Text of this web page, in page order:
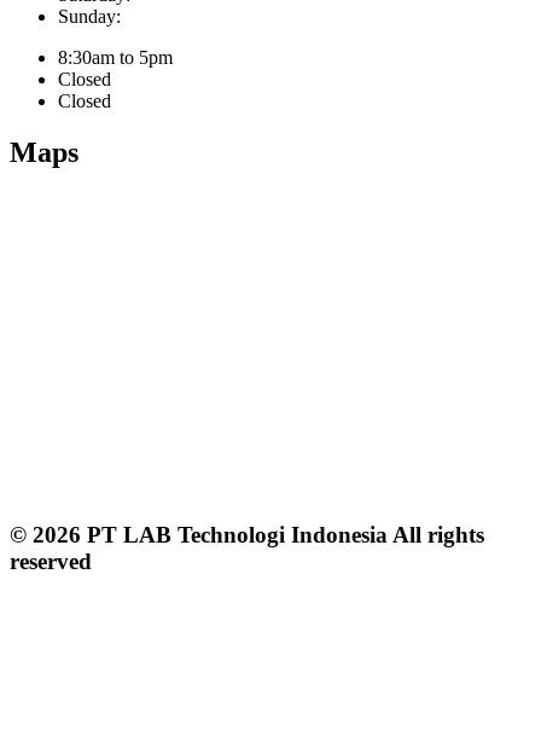
Sunday:
8:30am to 5pm
Closed
Closed
Maps
© 2026 PT LAB Technologi Indonesia All rights
reserved